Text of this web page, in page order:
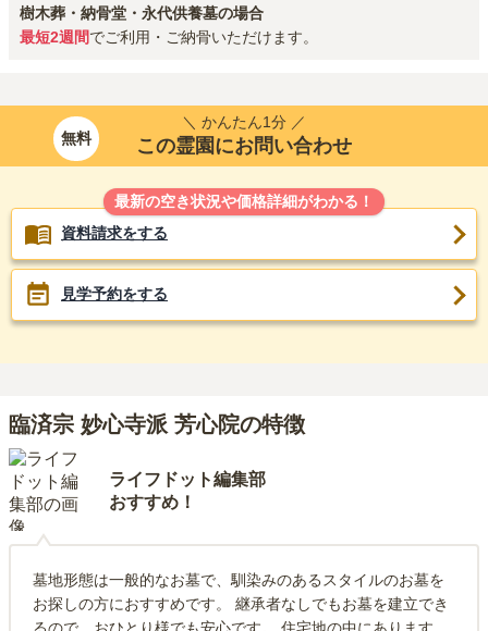
樹木葬・納骨堂・永代供養墓の場合
最短2週間でご利用・ご納骨いただけます。
無料
＼ かんたん1分 ／
この霊園にお問い合わせ
最新の空き状況や価格詳細がわかる！
資料請求をする
見学予約をする
臨済宗 妙心寺派 芳心院の特徴
ライフドット編集部
おすすめ！
墓地形態は一般的なお墓で、馴染みのあるスタイルのお墓を
お探しの方におすすめです。 継承者なしでもお墓を建立でき